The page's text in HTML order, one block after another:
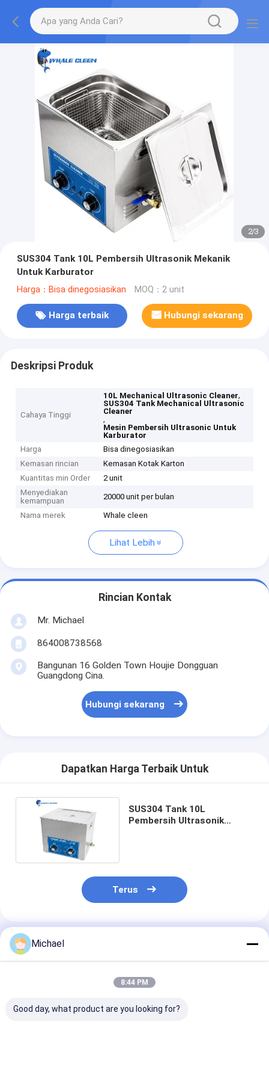
2/3
SUS304 Tank 10L Pembersih Ultrasonik Mekanik
Untuk Karburator
Harga：Bisa dinegosiasikan MOQ：2 unit
Harga terbaik Hubungi sekarang
Deskripsi Produk
Cahaya Tinggi
10L Mechanical Ultrasonic Cleaner,
SUS304 Tank Mechanical Ultrasonic
Cleaner
,
Mesin Pembersih Ultrasonic Untuk
Karburator
Harga
Bisa dinegosiasikan
Kemasan rincian
Kemasan Kotak Karton
Kuantitas min Order
2 unit
Menyediakan
kemampuan
20000 unit per bulan
Nama merek Whale cleen
Lihat Lebih
Rincian Kontak
Mr. Michael
864008738568
Bangunan 16 Golden Town Houjie Dongguan
Guangdong Cina.
Hubungi sekarang
Dapatkan Harga Terbaik Untuk
SUS304 Tank 10L
Pembersih Ultrasonik
Terus
Rekomendasi Produk
Michael
8:44 PM
Good day, what product are you looking for?